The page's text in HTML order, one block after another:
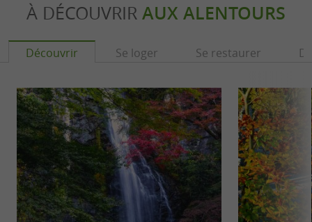
À DÉCOUVRIR AUX ALENTOURS
Découvrir Se loger Se restaurer